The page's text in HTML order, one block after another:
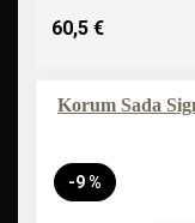
60,5 €
Korum Sada
-9 %